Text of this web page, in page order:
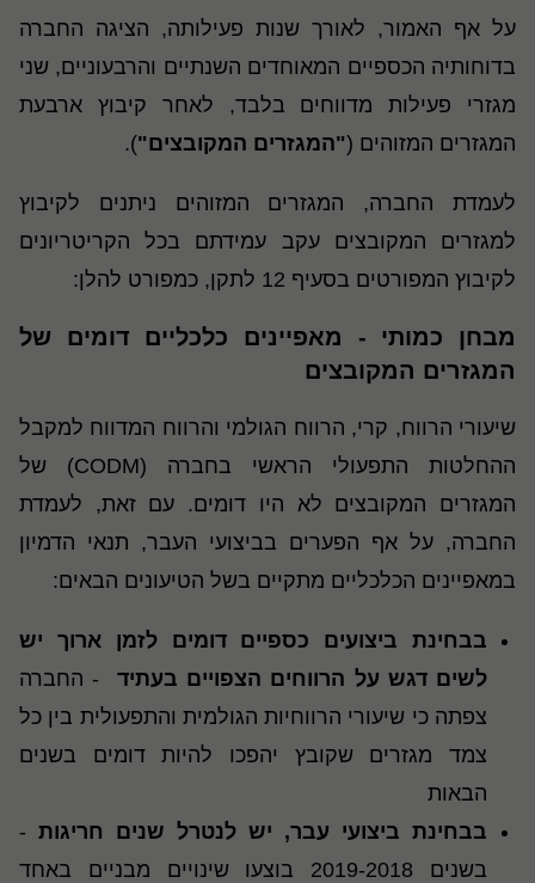
על אף האמור, לאורך שנות פעילותה, הציגה החברה
בדוחותיה הכספיים המאוחדים השנתיים והרבעוניים, שני
מגזרי פעילות מדווחים בלבד, לאחר קיבוץ ארבעת
המגזרים המזוהים ("המגזרים המקובצים").
לעמדת החברה, המגזרים המזוהים ניתנים לקיבוץ
למגזרים המקובצים עקב עמידתם בכל הקריטריונים
לקיבוץ המפורטים בסעיף 12 לתקן, כמפורט להלן:
מבחן כמותי - מאפיינים כלכליים דומים של
המגזרים המקובצים
שיעורי הרווח, קרי, הרווח הגולמי והרווח המדווח למקבל
ההחלטות התפעולי הראשי בחברה (CODM) של
המגזרים המקובצים לא היו דומים. עם זאת, לעמדת
החברה, על אף הפערים בביצועי העבר, תנאי הדמיון
במאפיינים הכלכליים מתקיים בשל הטיעונים הבאים:
בבחינת ביצועים כספיים דומים לזמן ארוך יש
לשים דגש על הרווחים הצפויים בעתיד
- החברה
צפתה כי שיעורי הרווחיות הגולמית והתפעולית בין כל
צמד מגזרים שקובץ יהפכו להיות דומים בשנים
הבאות
בבחינת ביצועי עבר, יש לנטרל שנים חריגות -
בשנים 2019-2018 בוצעו שינויים מבניים באחד